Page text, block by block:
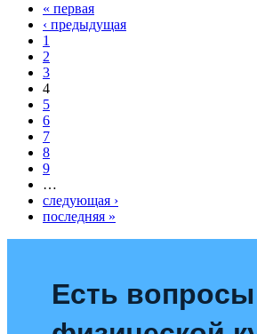
Страницы
« первая
‹ предыдущая
1
2
3
4
5
6
7
8
9
…
следующая ›
последняя »
Есть